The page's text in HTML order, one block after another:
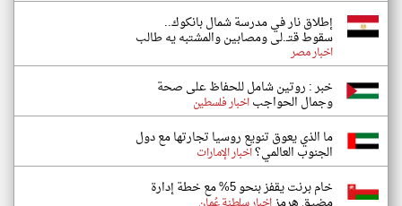
إطلاق نار في مدرسة شمال بانكوك..
سقوط قتـ.لى ومصابين والمشتبه يه طالب
اخبار مصر
خبر : روتين شامل للحفاظ على صحة
وجمال الحواجباخبار فلسطين
ما الذي يعوق تنويع روسيا تجارتها مع دول
الجنوب العالمي؟اخبار الإمارات
خام برنت يقفز بنحو 5% مع خطة إدارة